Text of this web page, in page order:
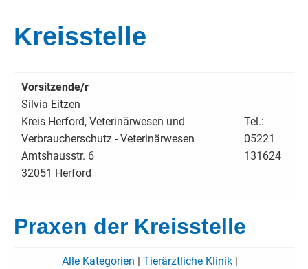
Kreisstelle
Vorsitzende/r
Silvia Eitzen
Kreis Herford, Veterinärwesen und
Verbraucherschutz - Veterinärwesen
Amtshausstr. 6
32051 Herford
Tel.:
05221
131624
Praxen der Kreisstelle
Alle Kategorien Tierärztliche Klinik